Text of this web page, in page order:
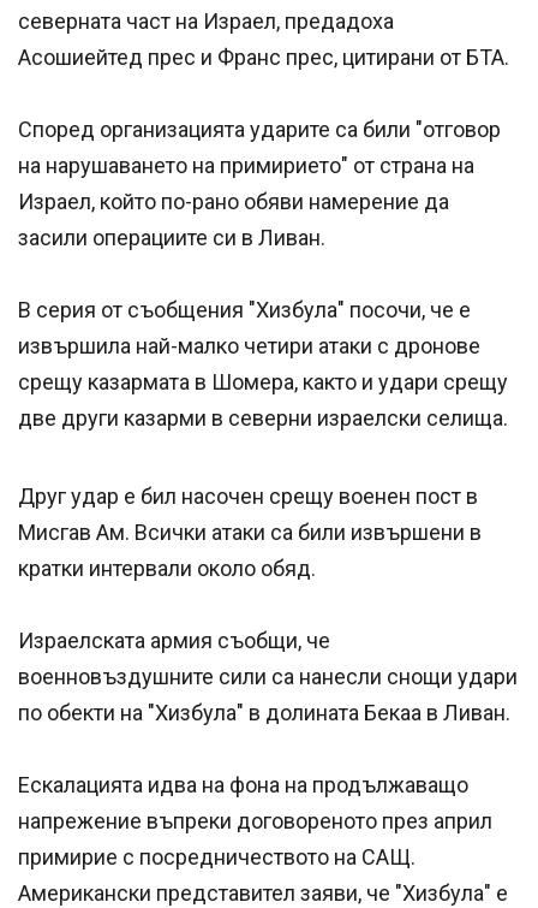
северната част на Израел, предадоха
Асошиейтед прес и Франс прес, цитирани от БТА.
Според организацията ударите са били "отговор
на нарушаването на примирието" от страна на
Израел, който по-рано обяви намерение да
засили операциите си в Ливан.
В серия от съобщения "Хизбула" посочи, че е
извършила най-малко четири атаки с дронове
срещу казармата в Шомера, както и удари срещу
две други казарми в северни израелски селища.
Друг удар е бил насочен срещу военен пост в
Мисгав Ам. Всички атаки са били извършени в
кратки интервали около обяд.
Израелската армия съобщи, че
военновъздушните сили са нанесли снощи удари
по обекти на "Хизбула" в долината Бекаа в Ливан.
Ескалацията идва на фона на продължаващо
напрежение въпреки договореното през април
примирие с посредничеството на САЩ.
Американски представител заяви, че "Хизбула" е